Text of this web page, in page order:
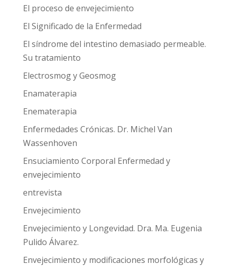
El proceso de envejecimiento
El Significado de la Enfermedad
El síndrome del intestino demasiado permeable.
Su tratamiento
Electrosmog y Geosmog
Enamaterapia
Enematerapia
Enfermedades Crónicas. Dr. Michel Van
Wassenhoven
Ensuciamiento Corporal Enfermedad y
envejecimiento
entrevista
Envejecimiento
Envejecimiento y Longevidad. Dra. Ma. Eugenia
Pulido Álvarez.
Envejecimiento y modificaciones morfológicas y